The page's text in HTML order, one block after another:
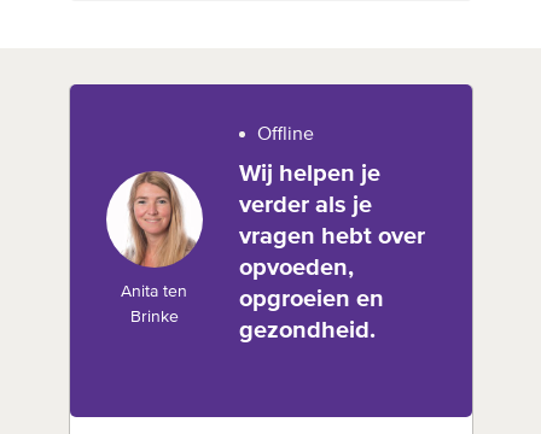
Anita ten
Brinke
Offline
Wij helpen je
verder als je
vragen hebt over
opvoeden,
opgroeien en
gezondheid.